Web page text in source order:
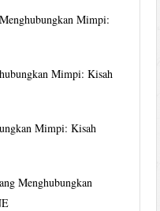
Mimpi:
Mimpi: Kisah
Mimpi: Kisah
Menghubungkan